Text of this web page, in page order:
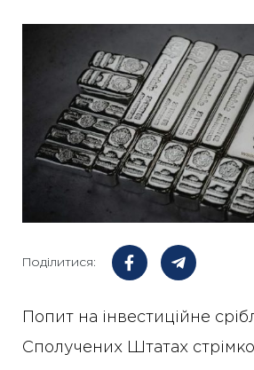
Поділитися:
Попит на інвестиційне
Сполучених Штатах